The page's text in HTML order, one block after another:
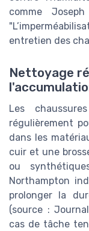
comme
entretien des
Nettoyage
Les
régulièrement
dans les
cuir et une
ou
Northampton
prolonger la
(source :
cas de tâche